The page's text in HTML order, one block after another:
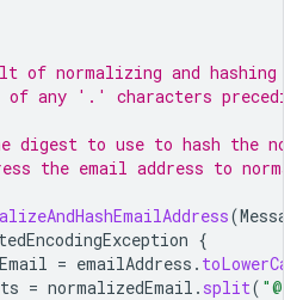
of normalizing and hashing
any '.' characters preceding
digest to use to hash the
the email address to
(
{
= emailAddress .
= normalizedEmail . split( "@"